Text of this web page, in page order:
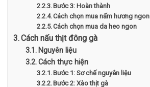
Bước 3: Hoàn thành
Cách chọn mua nấm hương ngon
Cách chọn mua da heo ngon
Cách nấu thịt đông gà
Nguyên liệu
Cách thực hiện
Bước 1: Sơ chế nguyên liệu
Bước 2: Xào thịt gà